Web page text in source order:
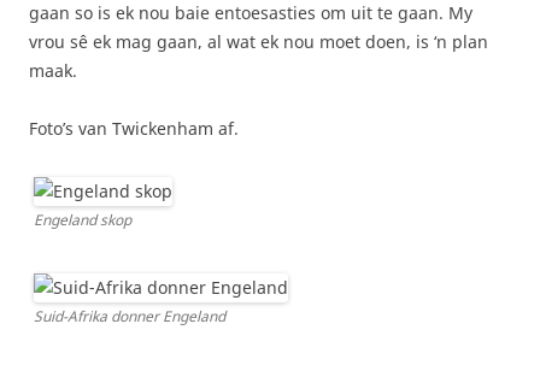
gaan so is ek nou baie entoesasties om uit te gaan. My
vrou sê ek mag gaan, al wat ek nou moet doen, is ‘n plan
maak.
Foto’s van Twickenham af.
Engeland skop
Suid-Afrika donner Engeland